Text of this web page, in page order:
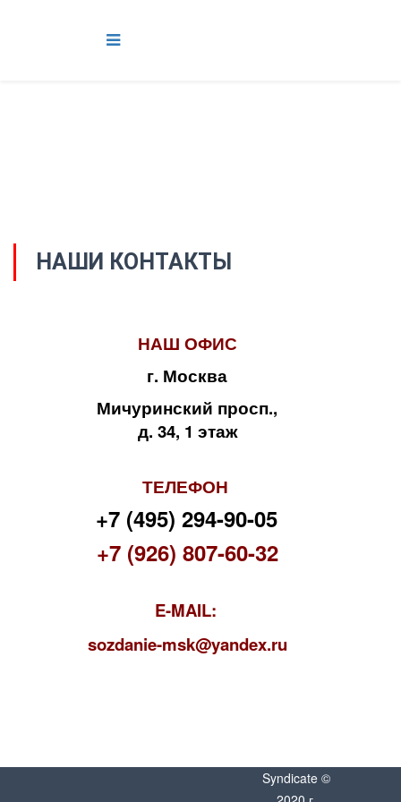
НАШИ КОНТАКТЫ
НАШ ОФИС
г. Москва
Мичуринский просп.,
д. 34, 1 этаж
ТЕЛЕФОН
+7 (495) 294-90-05
+7 (926) 807-60-32
E-MAIL:
sozdanie-msk@yandex.ru
Syndicate ©